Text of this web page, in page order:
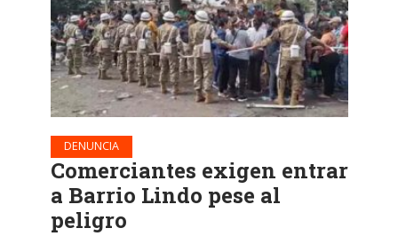
DENUNCIA
Comerciantes exigen entrar
a Barrio Lindo pese al
peligro